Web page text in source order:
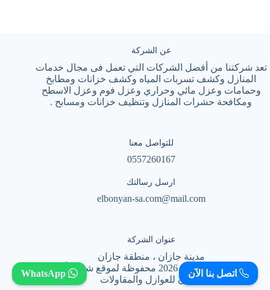
عن الشركة
تعد شركتنا من أفضل الشركات التي تعمل فى مجال خدمات
المنازل وكشف تسربات المياه وكشف خزانات ومطابخ
وحمامات وعزل مائي وحراري وعزل فوم وعزل الاسطح
ومكافحة حشرات المنازل وتنظيف خزانات ومسابح .
للتواصل معنا
0557260167
ارسل رسالتك
elbonyan-sa.com@mail.com
عنوان الشركة
مدينة جازان ، منطقة جازان
حقوق النشر © لعام 2026 محفوظة لموقع شركة أسس
البنيان للعوازل والمقاولات
اتصل بنا الآن